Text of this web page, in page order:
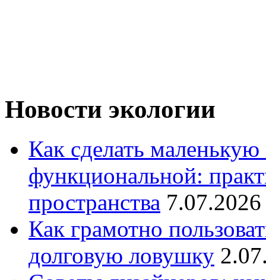
Новости экологии
Как сделать
функциональной:
пространства
Как грамотно
долговую ловушку